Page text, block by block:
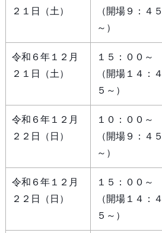
２１日（土）
（開場９：４５
～）
令和６年１２月
２１日（土）
１５：００～
（開場１４：４
５～）
令和６年１２月
２２日（日）
１０：００～
（開場９：４５
～）
令和６年１２月
２２日（日）
１５：００～
（開場１４：４
５～）